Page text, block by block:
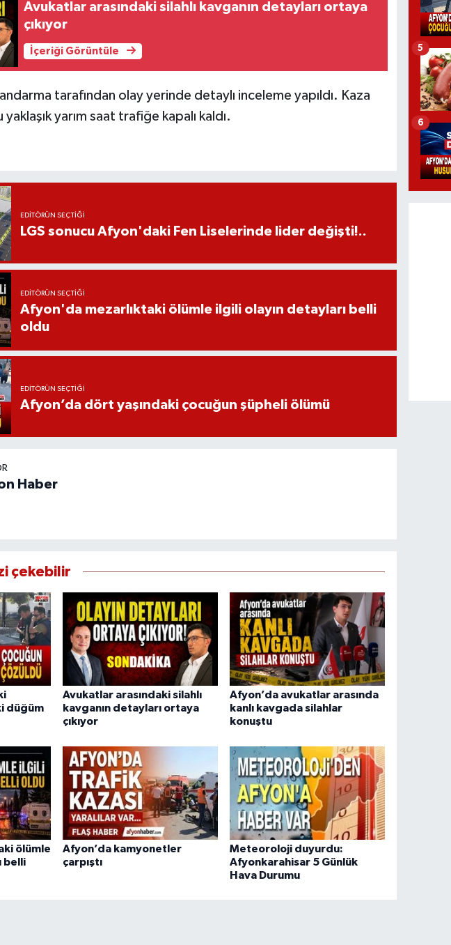
Avukatlar arasındaki silahlı kavganın detayları ortaya
çıkıyor
İçeriği Görüntüle
tarafından olay yerinde detaylı inceleme yapıldı. Kaza
yarım saat trafiğe kapalı kaldı.
EDITÖRÜN SEÇTIĞI
LGS sonucu Afyon'daki Fen Liselerinde lider değişti!..
EDITÖRÜN SEÇTIĞI
Afyon'da mezarlıktaki ölümle ilgili olayın detayları belli
oldu
EDITÖRÜN SEÇTIĞI
Afyon’da dört yaşındaki çocuğun şüpheli ölümü
Haber
çekebilir
düğüm
Avukatlar arasındaki silahlı
kavganın detayları ortaya
çıkıyor
Afyon’da avukatlar arasında
kanlı kavgada silahlar
konuştu
ölümle
belli
Afyon’da kamyonetler
çarpıştı
Meteoroloji duyurdu:
Afyonkarahisar 5 Günlük
Hava Durumu
5
6